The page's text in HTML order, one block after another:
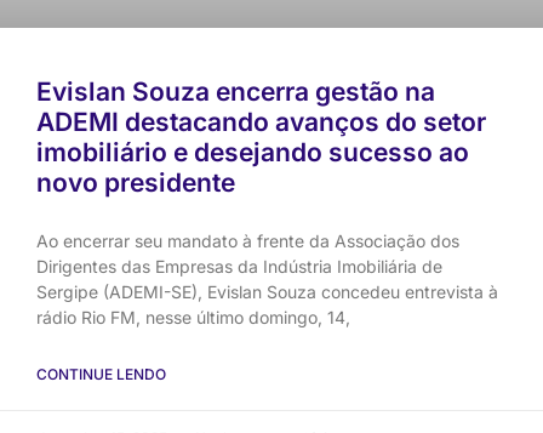
Evislan Souza encerra gestão na
ADEMI destacando avanços do setor
imobiliário e desejando sucesso ao
novo presidente
Ao encerrar seu mandato à frente da Associação dos
Dirigentes das Empresas da Indústria Imobiliária de
Sergipe (ADEMI-SE), Evislan Souza concedeu entrevista à
rádio Rio FM, nesse último domingo, 14,
CONTINUE LENDO